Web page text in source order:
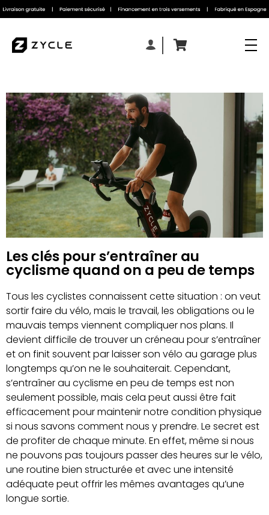
Les clés pour s’entraîner au
cyclisme quand on a peu de temps
Tous les cyclistes connaissent cette situation : on veut
sortir faire du vélo, mais le travail, les obligations ou le
mauvais temps viennent compliquer nos plans. Il
devient difficile de trouver un créneau pour s’entraîner
et on finit souvent par laisser son vélo au garage plus
longtemps qu’on ne le souhaiterait. Cependant,
s’entraîner au cyclisme en peu de temps est non
seulement possible, mais cela peut aussi être fait
efficacement pour maintenir notre condition physique
si nous savons comment nous y prendre. Le secret est
de profiter de chaque minute. En effet, même si nous
ne pouvons pas toujours passer des heures sur le vélo,
une routine bien structurée et avec une intensité
adéquate peut offrir les mêmes avantages qu’une
longue sortie.